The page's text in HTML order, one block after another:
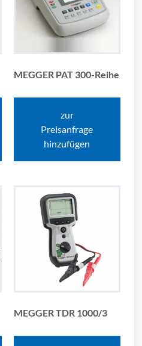
MEGGER PAT 300-Reihe
zur
Preisanfrage
hinzufügen
MEGGER TDR 1000/3